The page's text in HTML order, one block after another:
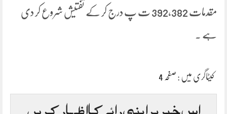
مقدمات 392,382 ت پ درج کر کے تفتیش شروع کر دی
ہے ۔
کیٹاگری میں : صفحہ 4
اس خبر پر اپنی رائے کا اظہار کریں